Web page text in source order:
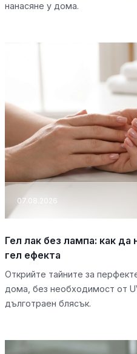
нанасяне у дома.
07.08.2026
Гел лак без лампа: как
гел ефекта
Открийте тайните за
дома, без необходимост от
дълготраен блясък.